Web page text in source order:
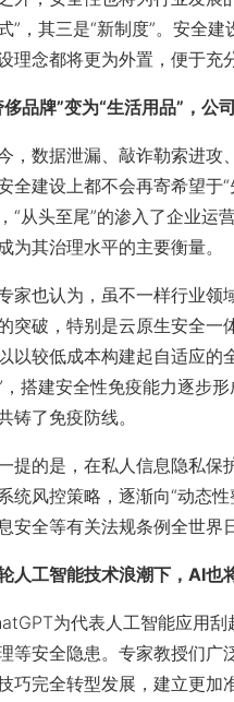
”，其三是“新制度”。安全
理念都将更为外置，便于充
侈品牌”变为“生活用品”，公
，数据泄漏、敲诈勒索进攻
全建设上都不会再寄希望于
“从头至尾”的渗入了企业运
为其治理水平的主要衡量。
家也认为，虽不一样行业领
突破，特别是云原生安全一
以较低成本构建起自适应的
，搭建安全性免疫能力逐步
铸了免疫防线。
提的是，在私人信息隐私保
统风控策略，逐渐向“动态
安全等有关法规条例全世界
人工智能技术浪潮下，AI也
为代表人工智能应用
等安全隐患。专家教授们广
巧完全转型发展，建立更加